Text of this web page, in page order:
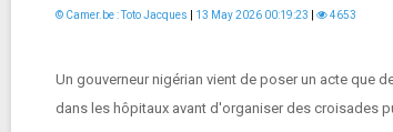
© Camer.be : Toto Jacques 13 May 2026 00:19:23 4653
Un gouverneur nigérian vient de poser un acte que
dans les hôpitaux avant d'organiser des croisades